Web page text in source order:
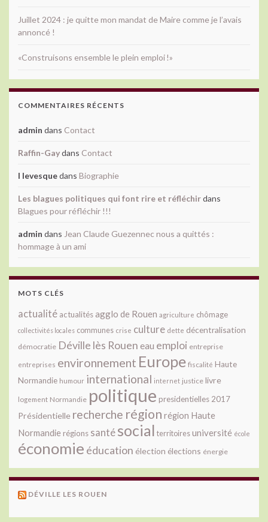
Juillet 2024 : je quitte mon mandat de Maire comme je l’avais
annoncé !
«Construisons ensemble le plein emploi !»
COMMENTAIRES RÉCENTS
admin dans Contact
Raffin-Gaydans Contact
l levesquedans Biographie
Les blagues politiques qui font rire et réfléchirdans
Blagues pour réfléchir !!!
admin dans Jean Claude Guezennec nous a quittés :
hommage à un ami
MOTS CLÉS
actualité actualitésagglo de Rouen agriculture chômage
collectivités locales communes crise culture dette décentralisation
démocratie Déville lès Rouen eau emploi entreprise
entreprises environnement Europe fiscalité Haute
Normandie humour international internet justice livre
logement Normandie politique presidentielles 2017
Présidentielle recherche région région Haute
Normandie régions santésocial territoiresuniversité école
économie éducation élection élections énergie
DÉVILLE LES ROUEN